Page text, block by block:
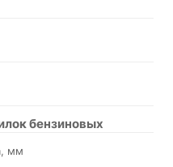
бензиновых
мм